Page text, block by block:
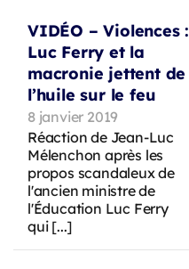
VIDÉO – Violences :
Luc Ferry et la
macronie jettent de
l’huile sur le feu
8 janvier 2019
Réaction de Jean-Luc
Mélenchon après les
propos scandaleux de
l'ancien ministre de
l'Éducation Luc Ferry
qui [...]